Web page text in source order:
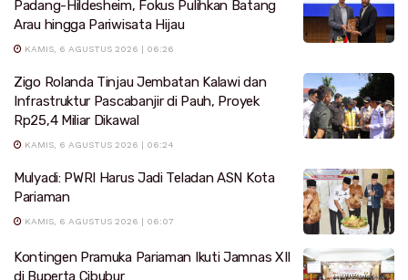
Padang-Hildesheim, Fokus Pulihkan Batang
Arau hingga Pariwisata Hijau
KAMIS, 6 AGUSTUS 2026 | 06:26
Zigo Rolanda Tinjau Jembatan Kalawi dan
Infrastruktur Pascabanjir di Pauh, Proyek
Rp25,4 Miliar Dikawal
KAMIS, 6 AGUSTUS 2026 | 06:24
Mulyadi: PWRI Harus Jadi Teladan ASN Kota
Pariaman
KAMIS, 6 AGUSTUS 2026 | 06:07
Kontingen Pramuka Pariaman Ikuti Jamnas XII
di Buperta Cibubur